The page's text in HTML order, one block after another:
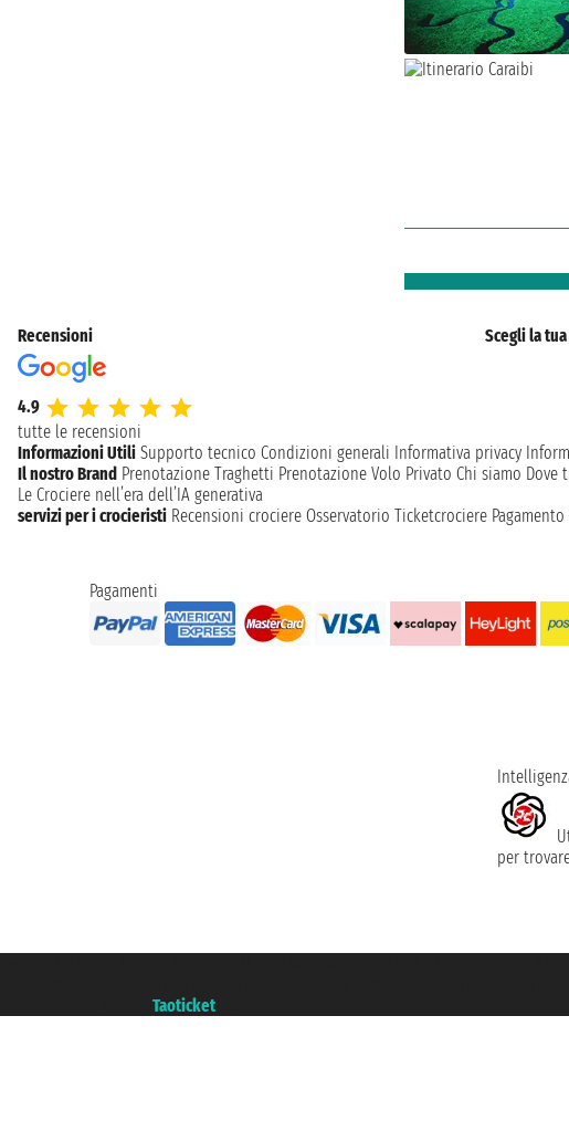
Recensioni
4.9
tutte le recensioni
Scegli la
Informazioni Utili Supporto tecnico Condizioni generali Informativa privacy
Il nostro Brand Prenotazione Traghetti Prenotazione Volo Privato Chi siamo Dove
Le Crociere nell’era dell’IA generativa
servizi per i crocieristi Recensioni crociere Osservatorio Ticketcrociere
Pagamenti
per
Taoticket